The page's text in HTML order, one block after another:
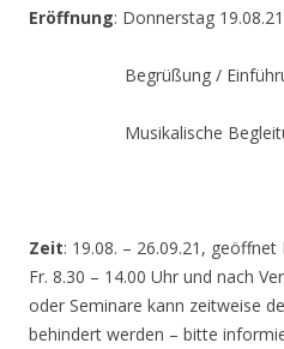
Eröffnung: Donnerstag
Begrüßung /
Musikalische
Zeit: 19.08. – 26.09.21,
Fr. 8.30 – 14.00 Uhr und nach
oder Seminare kann zeitweise
behindert werden – bitte